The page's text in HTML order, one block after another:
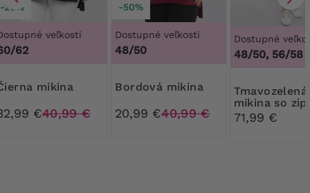
-20%
veľkosti
62
Čierna mikina
€40,99 €
-50%
Dostupné veľkosti
48/50
Bordová mikina
20,99 €40,99 €
Dostupné
48/50, 56/58
Tmavozelená teplá
mikina so
71,99 €